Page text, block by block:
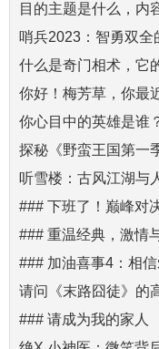
目的主题是什么，内
哨兵2023：智勇双全
什么是奇门相术，它
你好！梅芳草，你最
你心目中的英雄是谁
探秘《野蛮王国第一
听雪楼：古风江湖与
### 下班了！巅峰对
### 重温经典，激
### 加油喜事4：相
请问《末路囧徒》的
### 请成为我的家人